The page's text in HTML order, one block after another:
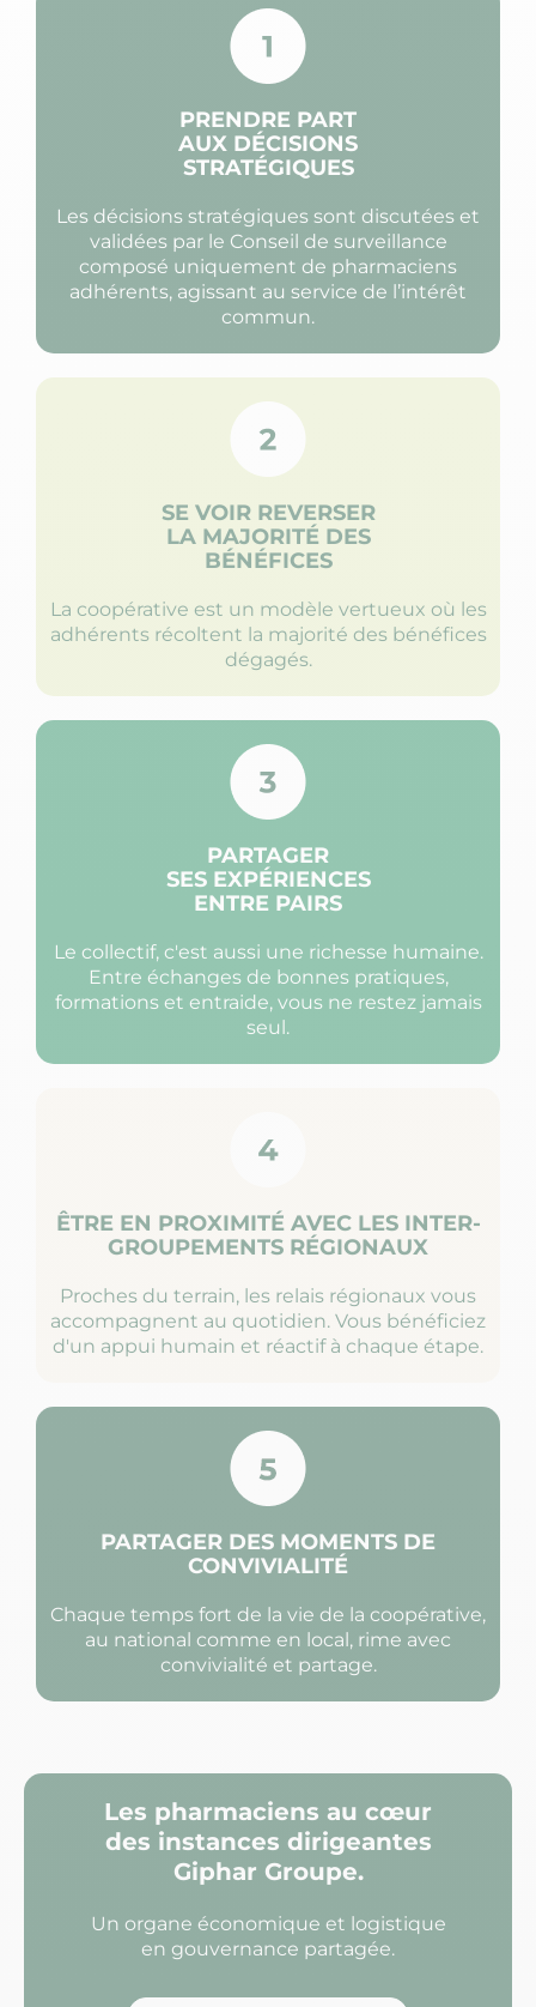
PRENDRE PART
AUX DÉCISIONS
STRATÉGIQUES
Les décisions stratégiques sont discutées et
validées par le Conseil de surveillance
composé uniquement de pharmaciens
adhérents, agissant au service de l’intérêt
commun.
SE VOIR REVERSER
LA MAJORITÉ DES
BÉNÉFICES
La coopérative est un modèle vertueux où les
adhérents récoltent la majorité des bénéfices
dégagés.
PARTAGER
SES EXPÉRIENCES
ENTRE PAIRS
Le collectif, c'est aussi une richesse humaine.
Entre échanges de bonnes pratiques,
formations et entraide, vous ne restez jamais
seul.
ÊTRE EN PROXIMITÉ AVEC LES INTER-
GROUPEMENTS RÉGIONAUX
Proches du terrain, les relais régionaux vous
accompagnent au quotidien. Vous bénéficiez
d'un appui humain et réactif à chaque étape.
PARTAGER DES MOMENTS DE
CONVIVIALITÉ
Chaque temps fort de la vie de la coopérative,
au national comme en local, rime avec
convivialité et partage.
Les pharmaciens au cœur
des instances dirigeantes
Giphar Groupe.
Un organe économique et logistique
en gouvernance partagée.